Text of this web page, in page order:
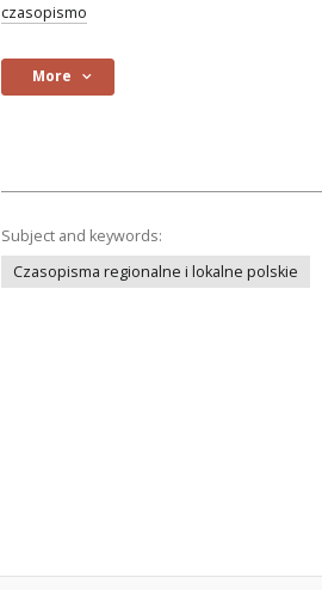
czasopismo
More
Subject and keywords:
Czasopisma regionalne i lokalne polskie